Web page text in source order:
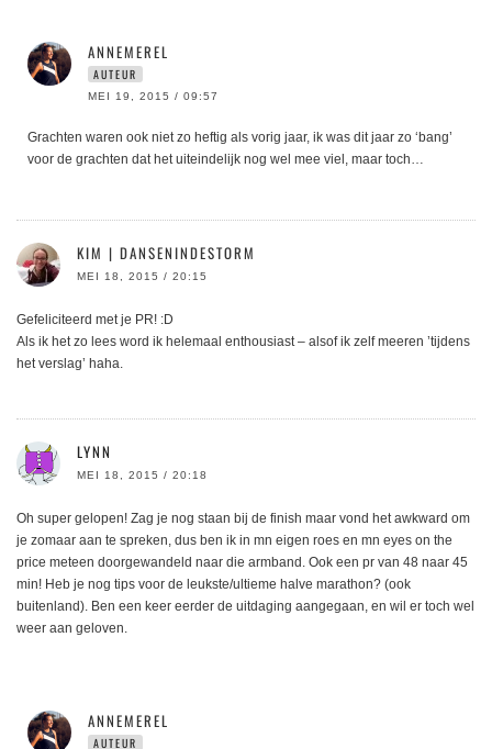
ANNEMEREL
AUTEUR
MEI 19, 2015 / 09:57
Grachten waren ook niet zo heftig als vorig jaar, ik was dit jaar zo ‘bang’
voor de grachten dat het uiteindelijk nog wel mee viel, maar toch…
KIM | DANSENINDESTORM
MEI 18, 2015 / 20:15
Gefeliciteerd met je PR! :D
Als ik het zo lees word ik helemaal enthousiast – alsof ik zelf meeren ’tijdens
het verslag’ haha.
LYNN
MEI 18, 2015 / 20:18
Oh super gelopen! Zag je nog staan bij de finish maar vond het awkward om
je zomaar aan te spreken, dus ben ik in mn eigen roes en mn eyes on the
price meteen doorgewandeld naar die armband. Ook een pr van 48 naar 45
min! Heb je nog tips voor de leukste/ultieme halve marathon? (ook
buitenland). Ben een keer eerder de uitdaging aangegaan, en wil er toch wel
weer aan geloven.
ANNEMEREL
AUTEUR